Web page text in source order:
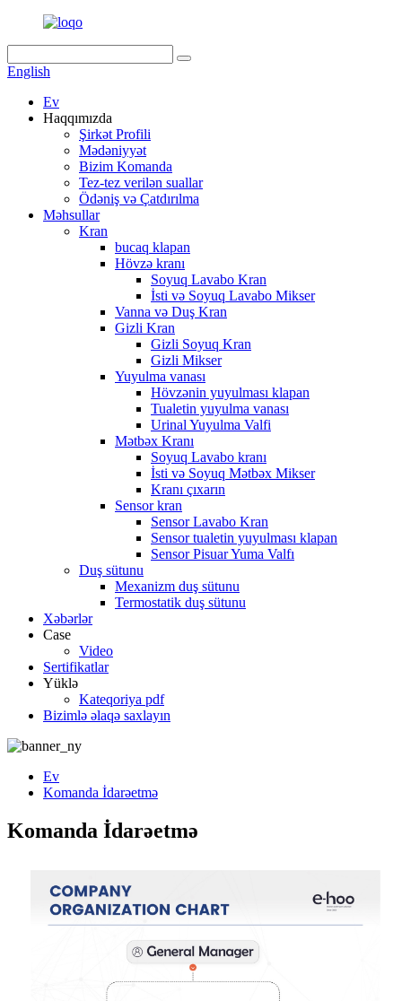
English
Ev
Haqqımızda
Şirkət Profili
Mədəniyyət
Bizim Komanda
Tez-tez verilən suallar
Ödəniş və Çatdırılma
Məhsullar
Kran
bucaq klapan
Hövzə kranı
Soyuq Lavabo Kran
İsti və Soyuq Lavabo Mikser
Vanna və Duş Kran
Gizli Kran
Gizli Soyuq Kran
Gizli Mikser
Yuyulma vanası
Hövzənin yuyulması klapan
Tualetin yuyulma vanası
Urinal Yuyulma Valfi
Mətbəx Kranı
Soyuq Lavabo kranı
İsti və Soyuq Mətbəx Mikser
Kranı çıxarın
Sensor kran
Sensor Lavabo Kran
Sensor tualetin yuyulması klapan
Sensor Pisuar Yuma Valfı
Duş sütunu
Mexanizm duş sütunu
Termostatik duş sütunu
Xəbərlər
Case
Video
Sertifikatlar
Yüklə
Kateqoriya pdf
Bizimlə əlaqə saxlayın
Ev
Komanda İdarəetmə
Komanda İdarəetmə